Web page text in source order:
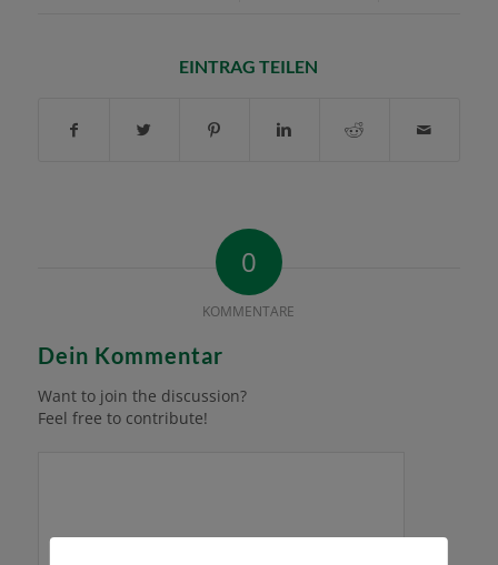
EINTRAG TEILEN
0
KOMMENTARE
Dein Kommentar
Want to join the discussion?
Feel free to contribute!